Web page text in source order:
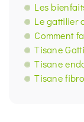
Les
Le gattilier
Comment
Tisane
Tisane
Tisane